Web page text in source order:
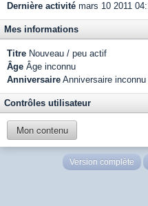
Dernière activité mars 10 2011
Mes informations
Titre Nouveau / peu actif
Âge Âge inconnu
Anniversaire Anniversaire inconnu
Contrôles utilisateur
Mon contenu
Version complète